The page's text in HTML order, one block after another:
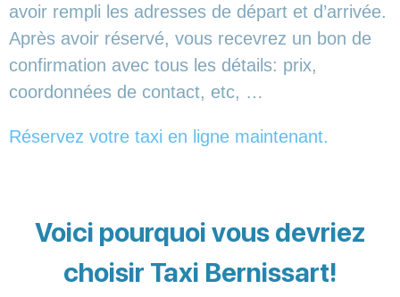
avoir rempli les adresses de départ et d’arrivée.
Après avoir réservé, vous recevrez un bon de
confirmation avec tous les détails: prix,
coordonnées de contact, etc, …
Réservez votre taxi en ligne maintenant.
Voici pourquoi vous devriez
choisir Taxi Bernissart!